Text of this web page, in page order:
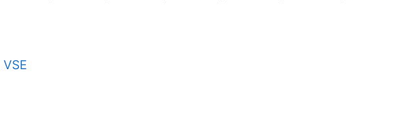
VSE